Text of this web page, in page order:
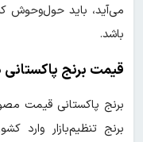
باشد.
قیمت برنج
برنج پاکستانی قیمت
برنج تنظیم‌بازار وارد